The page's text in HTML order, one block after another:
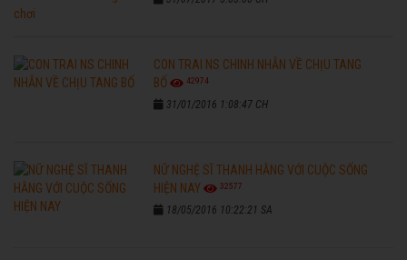
CON TRAI NS CHINH NHẪN VỀ CHỊU TANG
BỐ
42974
31/01/2016 1:08:47 CH
NỮ NGHỆ SĨ THANH HẰNG VỚI CUỘC SỐNG
HIỆN NAY
32577
18/05/2016 10:22:21 SA